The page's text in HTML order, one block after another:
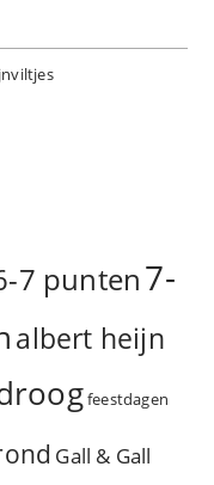
7 punten7-
albert heijn
feestdagen
Gall & Gall